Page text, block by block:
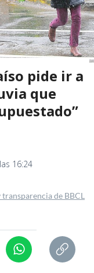
pide ir a
que
16:24
transparencia de BBCL